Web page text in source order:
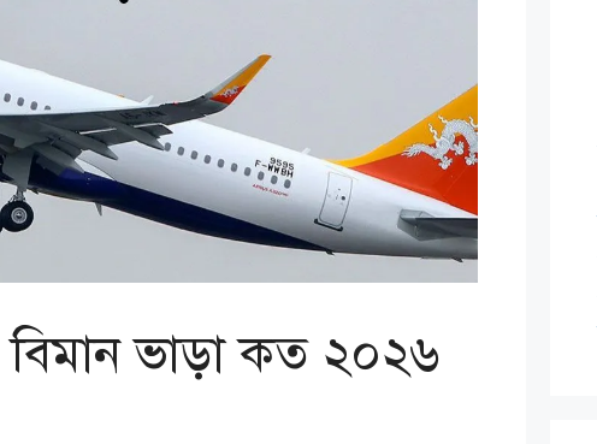
বিমান ভাড়া কত ২০২৬